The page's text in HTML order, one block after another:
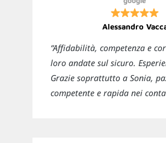
Alessandro
“Affidabilità, competenza e
loro andate sul sicuro.
Grazie soprattutto a Sonia,
competente e rapida nei